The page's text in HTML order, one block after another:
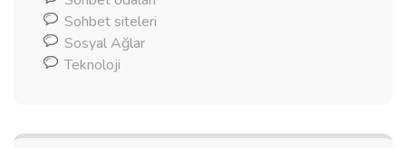
Sohbet siteleri
Sosyal Ağlar
Teknoloji